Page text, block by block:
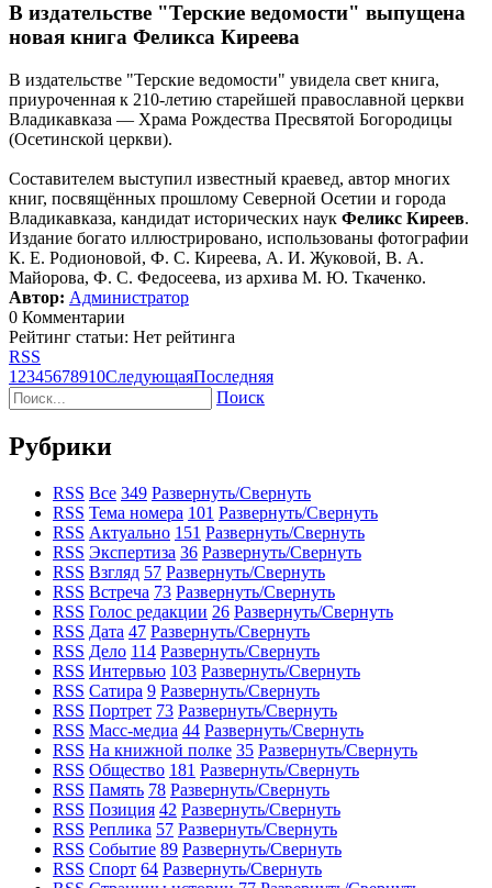
В издательстве "Терские ведомости" выпущена
новая книга Феликса Киреева
В издательстве "Терские ведомости" увидела свет книга,
приуроченная к 210-летию старейшей православной церкви
Владикавказа — Храма Рождества Пресвятой Богородицы
(Осетинской церкви).
Составителем выступил известный краевед, автор многих
книг, посвящённых прошлому Северной Осетии и города
Владикавказа, кандидат исторических наук Феликс Киреев.
Издание богато иллюстрировано, использованы фотографии
К. Е. Родионовой, Ф. С. Киреева, А. И. Жуковой, В. А.
Майорова, Ф. С. Федосеева, из архива М. Ю. Ткаченко.
Автор: Администратор
0 Комментарии
Рейтинг статьи: Нет рейтинга
RSS
1 2345678910СледующаяПоследняя
Поиск
Рубрики
RSS Все 349 Развернуть/Свернуть
RSS Тема номера 101 Развернуть/Свернуть
RSS Актуально 151 Развернуть/Свернуть
RSS Экспертиза 36 Развернуть/Свернуть
RSS Взгляд 57 Развернуть/Свернуть
RSS Встреча 73 Развернуть/Свернуть
RSS Голос редакции 26 Развернуть/Свернуть
RSS Дата 47 Развернуть/Свернуть
RSS Дело 114 Развернуть/Свернуть
RSS Интервью 103 Развернуть/Свернуть
RSS Сатира 9 Развернуть/Свернуть
RSS Портрет 73 Развернуть/Свернуть
RSS Масс-медиа 44 Развернуть/Свернуть
RSS На книжной полке 35 Развернуть/Свернуть
RSS Общество 181 Развернуть/Свернуть
RSS Память 78 Развернуть/Свернуть
RSS Позиция 42 Развернуть/Свернуть
RSS Реплика 57 Развернуть/Свернуть
RSS Событие 89 Развернуть/Свернуть
RSS Спорт 64 Развернуть/Свернуть